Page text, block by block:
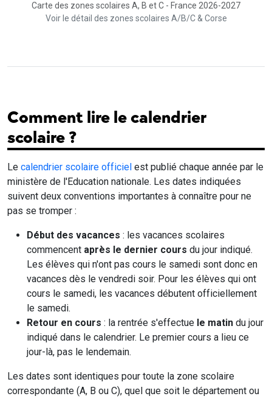
Carte des zones scolaires A, B et C - France 2026-2027
Voir le détail des zones scolaires A/B/C & Corse
Comment lire le calendrier
scolaire ?
Le calendrier scolaire officiel est publié chaque année par le
ministère de l'Education nationale. Les dates indiquées
suivent deux conventions importantes à connaître pour ne
pas se tromper :
Début des vacances : les vacances scolaires
commencent après le dernier cours du jour indiqué.
Les élèves qui n'ont pas cours le samedi sont donc en
vacances dès le vendredi soir. Pour les élèves qui ont
cours le samedi, les vacances débutent officiellement
le samedi.
Retour en cours : la rentrée s'effectue le matin du jour
indiqué dans le calendrier. Le premier cours a lieu ce
jour-là, pas le lendemain.
Les dates sont identiques pour toute la zone scolaire
correspondante (A, B ou C), quel que soit le département ou